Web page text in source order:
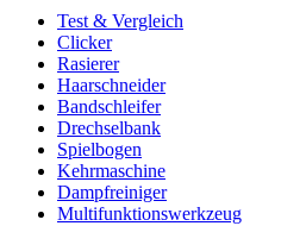
Test & Vergleich
Clicker
Rasierer
Haarschneider
Bandschleifer
Drechselbank
Spielbogen
Kehrmaschine
Dampfreiniger
Multifunktionswerkzeug